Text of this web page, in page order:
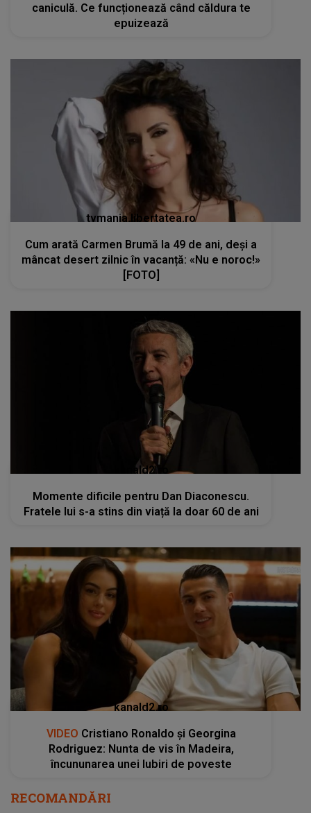
caniculă. Ce funcționează când căldura te
epuizează
tvmania.libertatea.ro
Cum arată Carmen Brumă la 49 de ani, deși a
mâncat desert zilnic în vacanță: «Nu e noroc!»
[FOTO]
kanald2.ro
Momente dificile pentru Dan Diaconescu.
Fratele lui s-a stins din viață la doar 60 de ani
kanald2.ro
VIDEO Cristiano Ronaldo și Georgina
Rodriguez: Nunta de vis în Madeira,
încununarea unei Iubiri de poveste
RECOMANDĂRI